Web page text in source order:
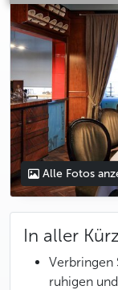
Alle Fotos
In aller
Verbringen
ruhigen